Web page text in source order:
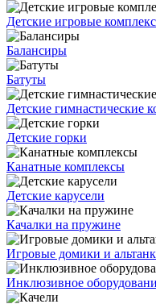
Детские игровые
Балансиры
Батуты
Детские гимнастические
Детские горки
Канатные комплексы
Детские карусели
Качалки на пружине
Игровые домики и
Инклюзивное